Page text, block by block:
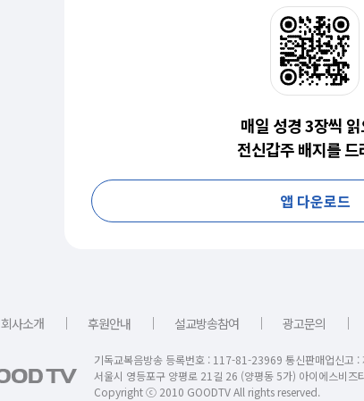
매일 성경 3장씩
전신갑주 배지를 드
앱 다운로드
회사소개 ｜ 후원안내 ｜ 설교방송참여 ｜ 광고문의 ｜
기독교복음방송 등록번호 : 117-81-23969 통신판매업신
서울시 영등포구 양평로 21길 26 (양평동 5가) 아이에스비
Copyright ⓒ 2010 GOODTV All rights reserved.